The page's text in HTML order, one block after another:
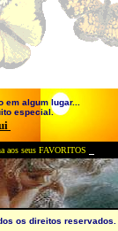
algum lugar...
especial.
aos seus FAVORITOS
os direitos reservados.